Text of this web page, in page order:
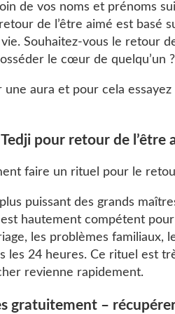
de vos noms et prénoms
de l’être aimé est basé
Souhaitez-vous le retour
le cœur de quelqu’un ?
aura et pour cela
pour retour de l’être
faire un rituel pour le
puissant des grands
hautement compétent
les problèmes familiaux,
les 24 heures. Ce rituel est
revienne rapidement.
gratuitement –